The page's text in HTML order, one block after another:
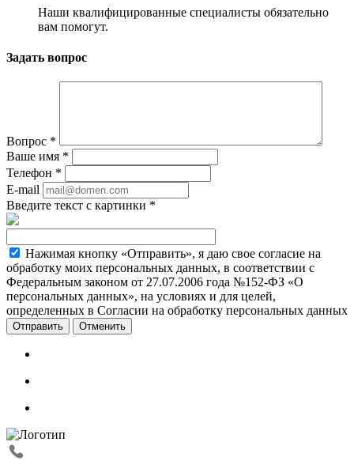
Наши квалифицированные специалисты обязательно
вам помогут.
Задать вопрос
Вопрос *
Ваше имя *
Телефон *
E-mail
Введите текст с картинки *
Нажимая кнопку «Отправить», я даю свое согласие на
обработку моих персональных данных, в соответствии с
Федеральным законом от 27.07.2006 года №152-ФЗ «О
персональных данных», на условиях и для целей,
определенных в Согласии на обработку персональных данных
Отменить